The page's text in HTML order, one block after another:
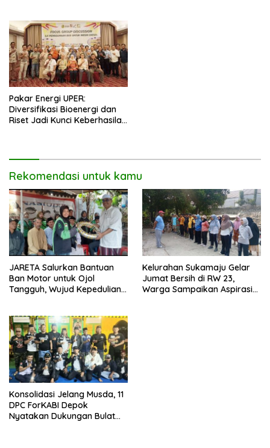
Pakar Energi UPER:
Diversifikasi Bioenergi dan
Riset Jadi Kunci Keberhasilan
Rekomendasi untuk kamu
JARETA Salurkan Bantuan
Ban Motor untuk Ojol
Tangguh, Wujud Kepedulian
Kelurahan Sukamaju Gelar
Jumat Bersih di RW 23,
Warga Sampaikan Aspirasi
Konsolidasi Jelang Musda, 11
DPC ForKABI Depok
Nyatakan Dukungan Bulat